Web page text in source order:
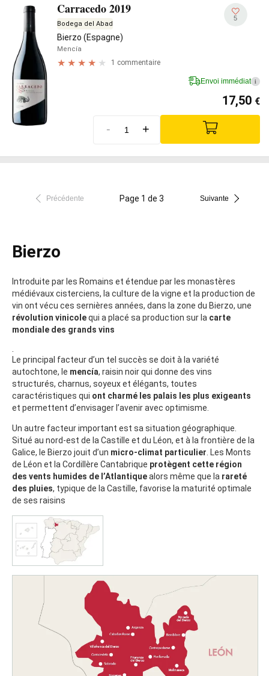
Carracedo 2019
Bodega del Abad
Bierzo (Espagne)
Mencía
1 commentaire
5
Envoi immédiat i
17,50 €
- +
Précédente Page 1 de 3 Suivante
Bierzo
Introduite par les Romains et étendue par les monastères
médiévaux cisterciens, la culture de la vigne et la production de
vin ont vécu ces sernières années, dans la zone du Bierzo, une
révolution vinicolequi a placé sa production sur la carte
mondiale des grands vins
.
Le principal facteur d’un tel succès se doit à la variété
autochtone, le mencía, raisin noir qui donne des vins
structurés, charnus, soyeux et élégants, toutes
caractéristiques qui ont charmé les palais les plus exigeants
et permettent d’envisager l’avenir avec optimisme.
Un autre facteur important est sa situation géographique.
Situé au nord-est de la Castille et du Léon, et à la frontière de la
Galice, le Bierzo jouit d’un micro-climat particulier. Les Monts
de Léon et la Cordillère Cantabrique protègent cette région
des vents humides de l’Atlantiquealors même que la rareté
des pluies, typique de la Castille, favorise la maturité optimale
de ses raisins